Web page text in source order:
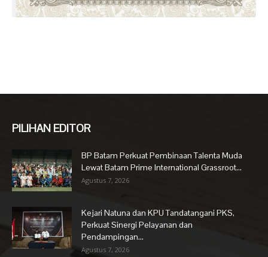
PILIHAN EDITOR
BP Batam Perkuat Pembinaan Talenta Muda
Lewat Batam Prime International Grassroot...
Agustus 7, 2026
Kejari Natuna dan KPU Tandatangani PKS,
Perkuat Sinergi Pelayanan dan
Pendampingan...
Agustus 7, 2026